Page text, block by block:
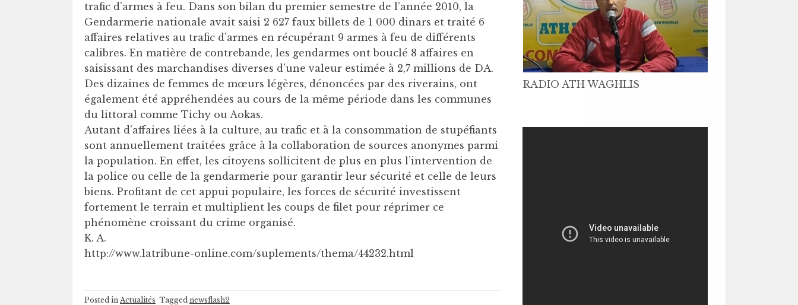
trafic d’armes à feu. Dans son bilan du premier semestre de l’année 2010, la
Gendarmerie nationale avait saisi 2 627 faux billets de 1 000 dinars et traité 6
affaires relatives au trafic d’armes en récupérant 9 armes à feu de différents
calibres. En matière de contrebande, les gendarmes ont bouclé 8 affaires en
saisissant des marchandises diverses d’une valeur estimée à 2,7 millions de DA.
Des dizaines de femmes de mœurs légères, dénoncées par des riverains, ont
également été appréhendées au cours de la même période dans les communes
du littoral comme Tichy ou Aokas.
Autant d’affaires liées à la culture, au trafic et à la consommation de stupéfiants
sont annuellement traitées grâce à la collaboration de sources anonymes parmi
la population. En effet, les citoyens sollicitent de plus en plus l’intervention de
la police ou celle de la gendarmerie pour garantir leur sécurité et celle de leurs
biens. Profitant de cet appui populaire, les forces de sécurité investissent
fortement le terrain et multiplient les coups de filet pour réprimer ce
phénomène croissant du crime organisé.
K. A.
http://www.latribune-online.com/suplements/thema/44232.html
Posted in Actualités Tagged newsflash2
RADIO ATH WAGHLIS